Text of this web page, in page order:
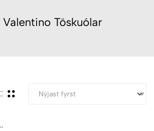
Valentino Töskuólar